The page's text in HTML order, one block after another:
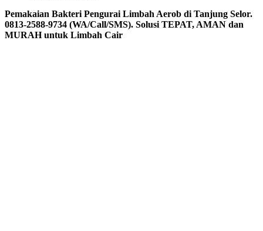
Pemakaian Bakteri Pengurai Limbah Aerob di Tanjung Selor.
0813-2588-9734 (WA/Call/SMS). Solusi TEPAT, AMAN dan
MURAH untuk Limbah Cair